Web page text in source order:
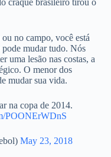
craque brasileiro tirou o
no campo, você está
pode mudar tudo. Nós
uma lesão nas costas, a
O menor dos
mudar sua vida.
na copa de 2014.
POONErWDnS
May 23, 2018